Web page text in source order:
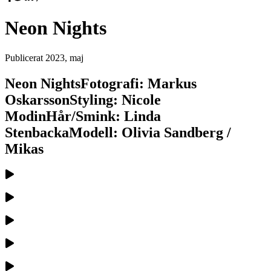
Neon Nights
Publicerat 2023, maj
Neon NightsFotografi: Markus
OskarssonStyling: Nicole
ModinHår/Smink: Linda
StenbackaModell: Olivia Sandberg /
Mikas